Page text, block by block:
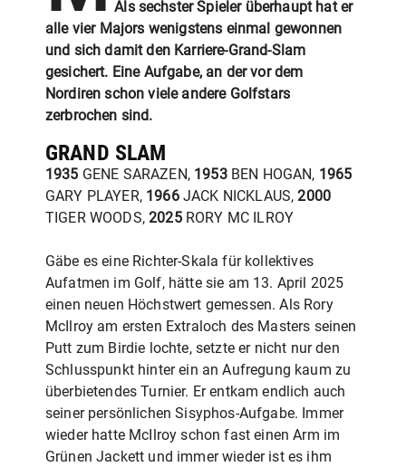
Als sechster Spieler überhaupt hat er
alle vier Majors wenigstens einmal gewonnen
und sich damit den Karriere-Grand-Slam
gesichert. Eine Aufgabe, an der vor dem
Nordiren schon viele andere Golfstars
zerbrochen sind.
GRAND SLAM
1935 GENE SARAZEN, 1953BEN HOGAN, 1965
GARY PLAYER, 1966JACK NICKLAUS,2000
TIGER WOODS,2025RORY MC ILROY
Gäbe es eine Richter-Skala für kollektives
Aufatmen im Golf, hätte sie am 13. April 2025
einen neuen Höchstwert gemessen. Als Rory
McIlroy am ersten Extraloch des Masters seinen
Putt zum Birdie lochte, setzte er nicht nur den
Schlusspunkt hinter ein an Aufregung kaum zu
überbietendes Turnier. Er entkam endlich auch
seiner persönlichen Sisyphos-Aufgabe. Immer
wieder hatte McIlroy schon fast einen Arm im
Grünen Jackett und immer wieder ist es ihm